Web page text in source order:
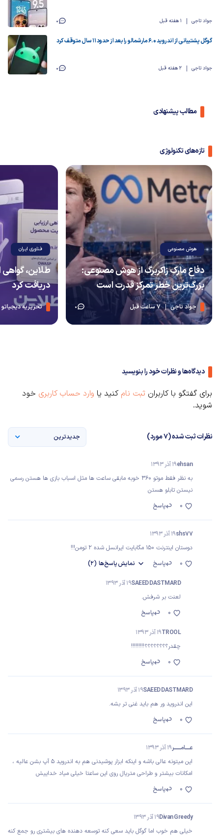
جواد تاجی 1 هفته قبل 0
گوگل پشتیبانی از اندروید ۶.۰ مارشمالو را بعد از حدود ۱۱ سال متوقف کرد
جواد تاجی 2 هفته قبل 0
مطالب پیشنهادی
تازه‌های تکنولوژی
هوش مصنوعی
دفاع مارک زاکربرگ از هوش مصنوعی:
بزرگ‌ترین خطر تمرکز قدرت است
جواد تاجی 7 ساعت قبل 0
فناوری ایران
طلاین،
دریافت کرد
تحریریه دیجیاتو
دیدگاه‌ها و نظرات خود را بنویسید
برای گفتگو با کاربران ثبت نام کنید یا وارد حساب کاربری خود
شوید.
نظرات ثبت شده (7 مورد) جدیدترین
ehsan19 آذر 1393
به نظر فقط موتو ۳۶۰ خوبه مابقی ساعت ها مثل اسباب بازی ها هستن رسمی
نیستن تابلو هستن
پاسخ
0
shs7719 آذر 1393
دوستان اینترنت 150 مگابایت ایرانسل شده 2 تومن!!!
پاسخ
نمایشپاسخ‌ها (2) 0
SAEED DASTMARD19 آذر 1393
لعنت بر شرفش.
پاسخ
0
TROOL19 آذر 1393
چقدر؟؟؟؟؟؟؟؟!!!!!!!!!
پاسخ
0
SAEED DASTMARD19 آذر 1393
این اندروید ور هم باید غنی تر بشه.
پاسخ
0
عــــــامـــــــــر19 آذر 1393
این میتونه عالی باشه و اینکه ابزار پوشیدنی هم به اندروید 5 آپ بشن عالیه ،
امکانات بیشتر و طراحی متریال روی این ساعتا خیلی میاد خداییش
پاسخ
0
Divan Greedy19 آذر 1393
خیلی هم خوب اما گوگل باید سعی کنه توسعه دهنده های بیشتری رو جمع کنه